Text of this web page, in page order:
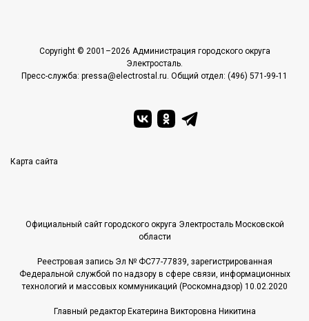
Copyright © 2001–2026 Администрация городского округа
Электросталь.
Пресс-служба: pressa@electrostal.ru. Общий отдел: (496) 571-99-11
Карта сайта
Официальный сайт городского округа Электросталь Московской
области
Реестровая запись Эл № ФС77-77839, зарегистрированная
Федеральной службой по надзору в сфере связи, информационных
технологий и массовых коммуникаций (Роскомнадзор) 10.02.2020
Главный редактор Екатерина Викторовна Никитина